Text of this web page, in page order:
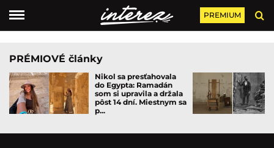
PREMIUM
PRÉMIOVÉ články
Nikol sa presťahovala
do Egypta: Ramadán
som si upravila a držala
pôst 14 dní. Miestnym sa
p...